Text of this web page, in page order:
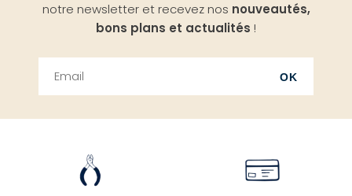
notre newsletter et recevez nos nouveautés,
bons plans et actualités !
OK